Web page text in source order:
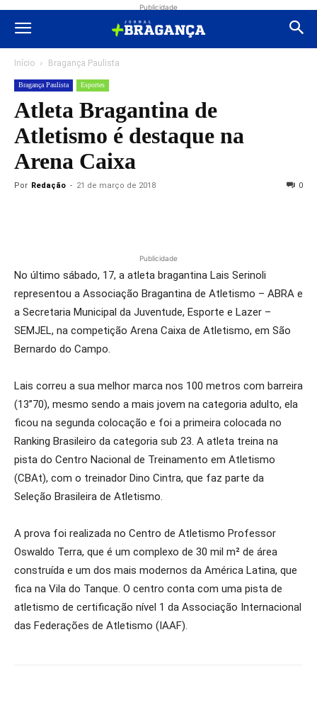
Publicidade
Início Bragança Paulista
Bragança Paulista Esportes
Atleta Bragantina de
Atletismo é destaque na
Arena Caixa
Por Redação - 21 de março de 2018 0
Publicidade
No último sábado, 17, a atleta bragantina Lais Serinoli
representou a Associação Bragantina de Atletismo – ABRA e
a Secretaria Municipal da Juventude, Esporte e Lazer –
SEMJEL, na competição Arena Caixa de Atletismo, em São
Bernardo do Campo.
Lais correu a sua melhor marca nos 100 metros com barreira
(13’’70), mesmo sendo a mais jovem na categoria adulto, ela
ficou na segunda colocação e foi a primeira colocada no
Ranking Brasileiro da categoria sub 23. A atleta treina na
pista do Centro Nacional de Treinamento em Atletismo
(CBAt), com o treinador Dino Cintra, que faz parte da
Seleção Brasileira de Atletismo.
A prova foi realizada no Centro de Atletismo Professor
Oswaldo Terra, que é um complexo de 30 mil m² de área
construída e um dos mais modernos da América Latina, que
fica na Vila do Tanque. O centro conta com uma pista de
atletismo de certificação nível 1 da Associação Internacional
das Federações de Atletismo (IAAF).